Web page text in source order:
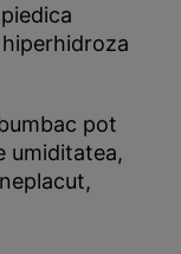
pot
umiditatea,